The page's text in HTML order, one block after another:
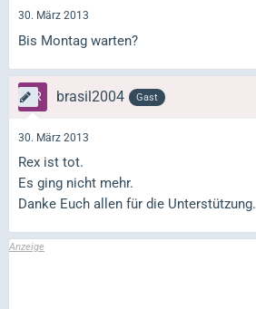
30. März 2013
Bis Montag warten?
brasil2004 Gast
30. März 2013
Rex ist tot.
Es ging nicht mehr.
Danke Euch allen für die Unterstützung.